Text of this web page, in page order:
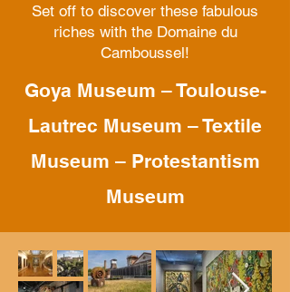
Set off to discover these fabulous
riches with the Domaine du
Camboussel!
Goya Museum – Toulouse-
Lautrec Museum – Textile
Museum – Protestantism
Museum